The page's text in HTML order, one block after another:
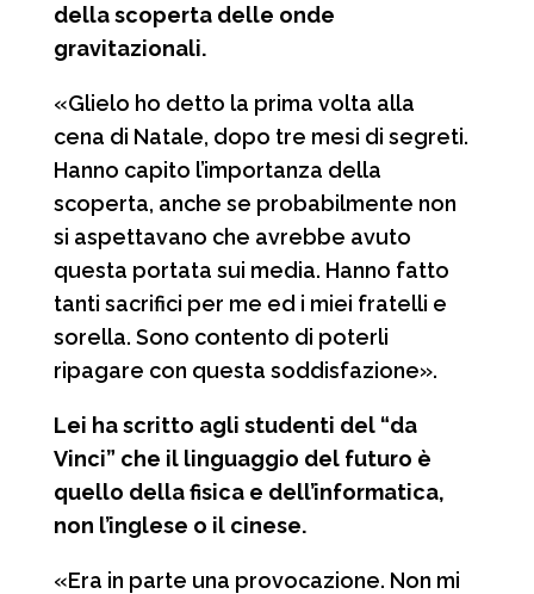
della scoperta delle onde
gravitazionali.
«Glielo ho detto la prima volta alla
cena di Natale, dopo tre mesi di segreti.
Hanno capito l’importanza della
scoperta, anche se probabilmente non
si aspettavano che avrebbe avuto
questa portata sui media. Hanno fatto
tanti sacrifici per me ed i miei fratelli e
sorella. Sono contento di poterli
ripagare con questa soddisfazione».
Lei ha scritto agli studenti del “da
Vinci” che il linguaggio del futuro è
quello della fisica e dell’informatica,
non l’inglese o il cinese.
«Era in parte una provocazione. Non mi